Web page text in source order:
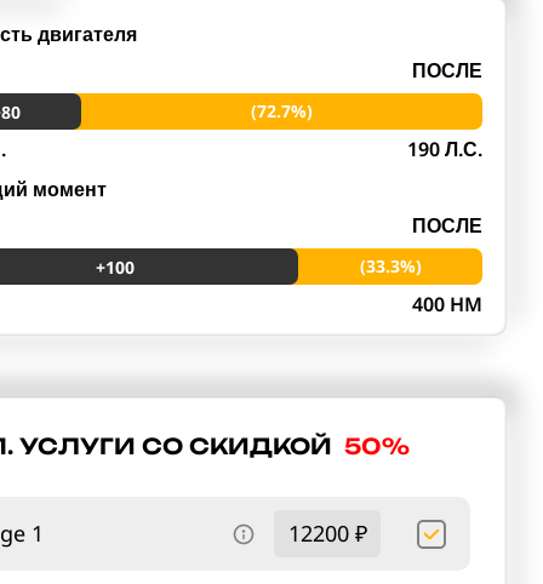
двигателя
ПОСЛЕ
(72.7%)
190 Л.С.
момент
ПОСЛЕ
+100 (33.3%)
400 HM
УСЛУГИ СО СКИДКОЙ 50%
1 12200 ₽